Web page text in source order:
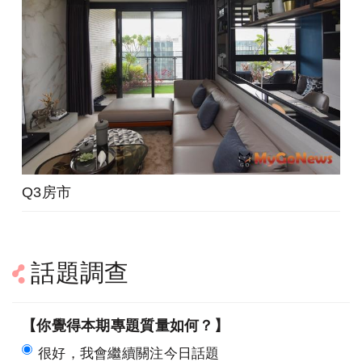
Q3房市
話題調查
【你覺得本期專題質量如何？】
很好，我會繼續關注今日話題